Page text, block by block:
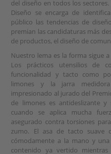
del diseño en todos los
Diseño se encarga de
público las tendencias de
premian las candidaturas más
de productos, el diseño de
Nuestro lema es la forma sigue
Los prácticos utensilios de
funcionalidad y tacto como
limones y la jarra medidora
impresionado al jurado del
de limones es antideslizante
cuando se aplica mucha
asegurado contra torsiones
zumo. El asa de tacto suave
cómodamente a la mano y
contenido ya vertido